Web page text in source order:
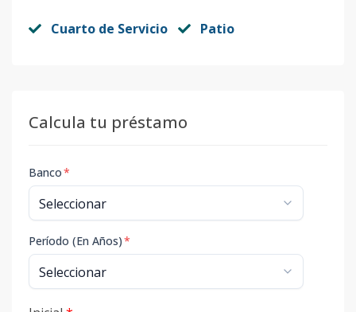
Cuarto de Servicio Patio
Calcula tu préstamo
Banco*
Período (En Años)*